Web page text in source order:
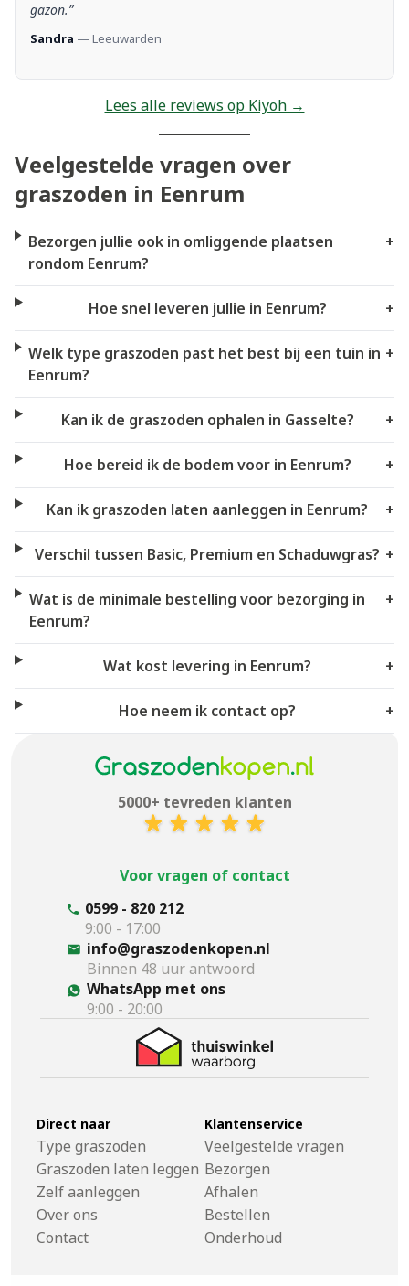
gazon.”
Sandra — Leeuwarden
Lees alle reviews op Kiyoh →
Veelgestelde vragen over
graszoden in Eenrum
Bezorgen jullie ook in omliggende plaatsen
rondom Eenrum?
+
Hoe snel leveren jullie in Eenrum? +
Welk type graszoden past het best bij een tuin in
Eenrum?
+
Kan ik de graszoden ophalen in Gasselte? +
Hoe bereid ik de bodem voor in Eenrum? +
Kan ik graszoden laten aanleggen in Eenrum? +
Verschil tussen Basic, Premium en Schaduwgras? +
Wat is de minimale bestelling voor bezorging in
Eenrum?
+
Wat kost levering in Eenrum? +
Hoe neem ik contact op? +
5000+ tevreden klanten
Voor vragen of contact
0599 - 820 212
9:00 - 17:00
info@graszodenkopen.nl
Binnen 48 uur antwoord
WhatsApp met ons
9:00 - 20:00
Direct naar
Type graszoden
Graszoden laten leggen
Zelf aanleggen
Over ons
Contact
Klantenservice
Veelgestelde vragen
Bezorgen
Afhalen
Bestellen
Onderhoud